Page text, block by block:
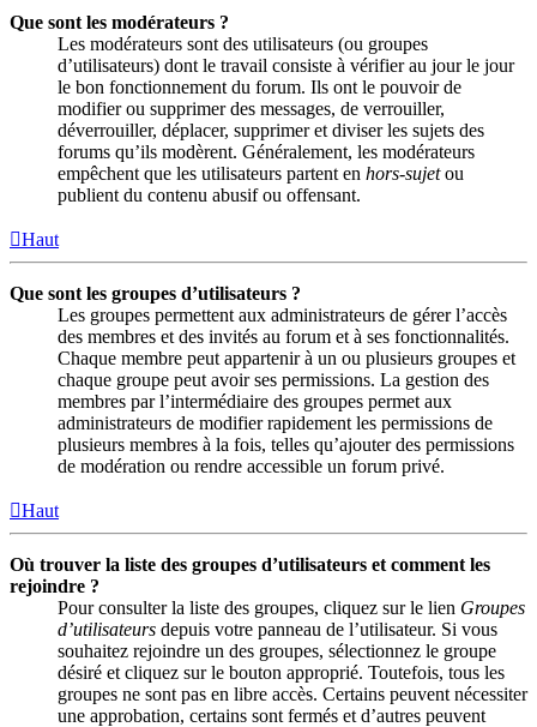
Que sont les modérateurs ?
Les modérateurs sont des utilisateurs (ou groupes
d’utilisateurs) dont le travail consiste à vérifier au jour le jour
le bon fonctionnement du forum. Ils ont le pouvoir de
modifier ou supprimer des messages, de verrouiller,
déverrouiller, déplacer, supprimer et diviser les sujets des
forums qu’ils modèrent. Généralement, les modérateurs
empêchent que les utilisateurs partent en hors-sujetou
publient du contenu abusif ou offensant.
Haut
Que sont les groupes d’utilisateurs ?
Les groupes permettent aux administrateurs de gérer l’accès
des membres et des invités au forum et à ses fonctionnalités.
Chaque membre peut appartenir à un ou plusieurs groupes et
chaque groupe peut avoir ses permissions. La gestion des
membres par l’intermédiaire des groupes permet aux
administrateurs de modifier rapidement les permissions de
plusieurs membres à la fois, telles qu’ajouter des permissions
de modération ou rendre accessible un forum privé.
Haut
Où trouver la liste des groupes d’utilisateurs et comment les
rejoindre ?
Pour consulter la liste des groupes, cliquez sur le lien Groupes
d’utilisateurs depuis votre panneau de l’utilisateur. Si vous
souhaitez rejoindre un des groupes, sélectionnez le groupe
désiré et cliquez sur le bouton approprié. Toutefois, tous les
groupes ne sont pas en libre accès. Certains peuvent nécessiter
une approbation, certains sont fermés et d’autres peuvent